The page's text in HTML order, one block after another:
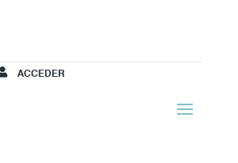
ACCEDER